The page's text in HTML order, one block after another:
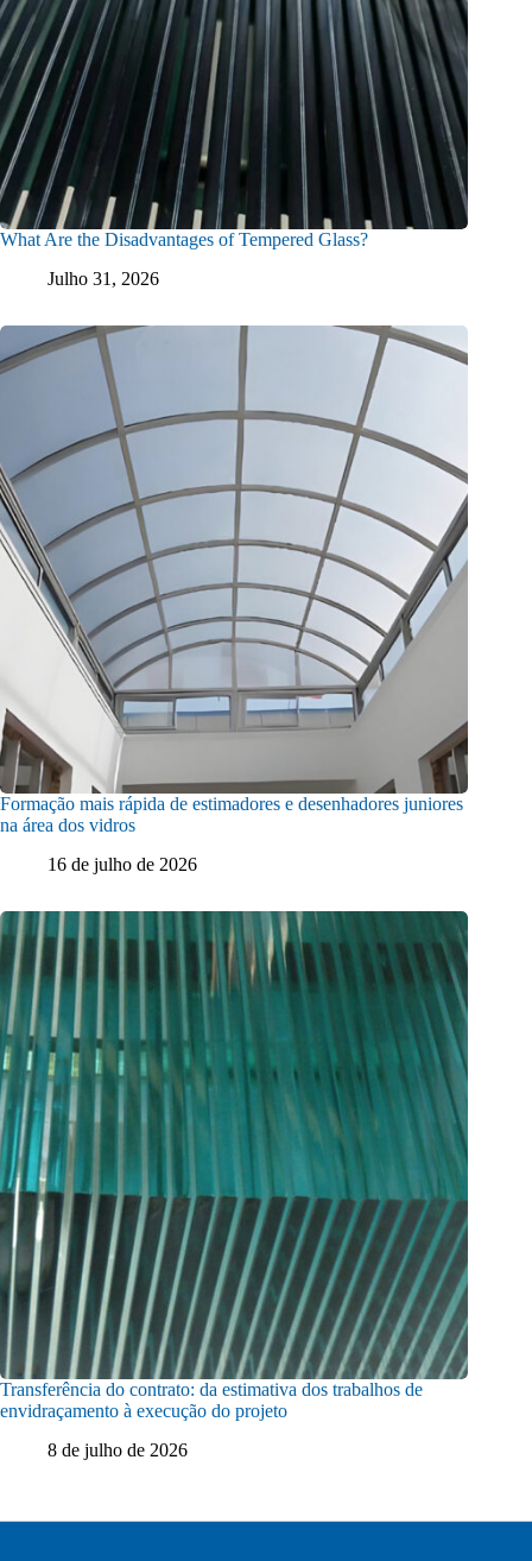
What Are the Disadvantages of Tempered Glass?
Julho 31, 2026
Formação mais rápida de estimadores e desenhadores juniores
na área dos vidros
16 de julho de 2026
Transferência do contrato: da estimativa dos trabalhos de
envidraçamento à execução do projeto
8 de julho de 2026